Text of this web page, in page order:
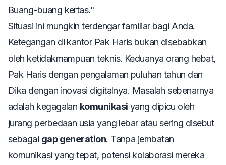
Buang-buang kertas."
Situasi ini mungkin terdengar familiar bagi Anda.
Ketegangan di kantor Pak Haris bukan disebabkan
oleh ketidakmampuan teknis. Keduanya orang hebat,
Pak Haris dengan pengalaman puluhan tahun dan
Dika dengan inovasi digitalnya. Masalah sebenarnya
adalah kegagalan komunikasi yang dipicu oleh
jurang perbedaan usia yang lebar atau sering disebut
sebagai gap generation. Tanpa jembatan
komunikasi yang tepat, potensi kolaborasi mereka